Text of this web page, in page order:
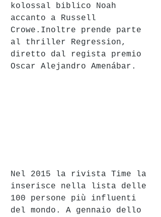
kolossal biblico Noah
accanto a Russell
Crowe.Inoltre prende parte
al thriller Regression,
diretto dal regista premio
Oscar Alejandro Amenábar.
Nel 2015 la rivista Time la
inserisce nella lista delle
100 persone più influenti
del mondo. A gennaio dello